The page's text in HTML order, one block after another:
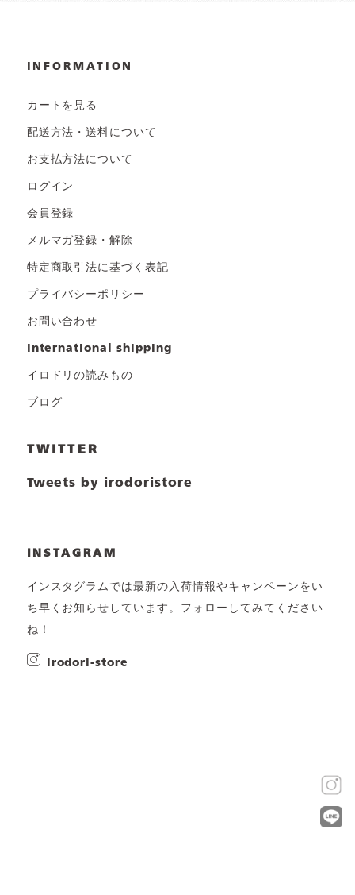
INFORMATION
カートを見る
配送方法・送料について
お支払方法について
ログイン
会員登録
メルマガ登録・解除
特定商取引法に基づく表記
プライバシーポリシー
お問い合わせ
international shipping
イロドリの読みもの
ブログ
TWITTER
Tweets by irodoristore
INSTAGRAM
インスタグラムでは最新の入荷情報やキャンペーンをい
ち早くお知らせしています。フォローしてみてください
ね！
irodori-store